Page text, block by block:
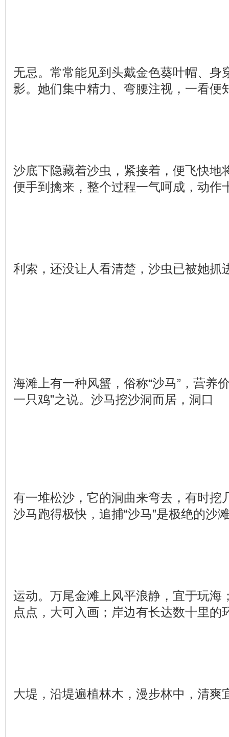
无忌。常常能见到头戴金色葵叶帽、身
影。她们集中精力、弯腰注视，一看便
沙底下隐藏着沙虫，紧接着，便飞快地
便手到擒来，整个过程一气呵成，动作
利索，还没让人看清楚，沙虫已被她抓
海滩上有一种风蟹，俗称“沙马”，营养
一只鸡”之说。沙马挖沙洞而居，洞口
有一堆松沙，它的洞曲来弯去，有时挖
沙马跑得极快，追捕“沙马”是极绝的沙
运动。万尾金滩上风平浪静，宜于玩海
点点，大可入画；岸边有长达数十里的
大堤，沿堤遍植林木，漫步林中，清爽